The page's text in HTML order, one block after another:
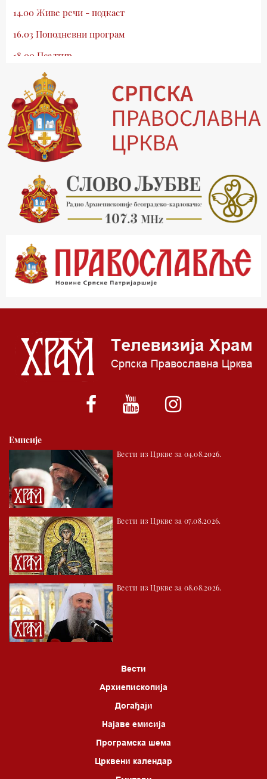
14.00 Живе речи - подкаст
16.03 Поподневни програм
18.00 Псалтир
19.03 Млади у Цркви
19.30 Вечерње молитве
20.00 Вести из Цркве
20.15 Реч архијереја
20.30 Храм културе
21.03 Господ над војскама
22.03 Црквена предавања и трибине
23.00 Питања и одговори
00.03 Црквена предавања и трибине
01.03 Живе речи - подкаст
*најважније вести емитујемо на сваки пун сат
Емисије
Вести из Цркве за 04.08.2026.
Вести из Цркве за 07.08.2026.
Вести из Цркве за 08.08.2026.
Вести
Архиепископија
Догађаји
Најаве емисија
Програмска шема
Црквени календар